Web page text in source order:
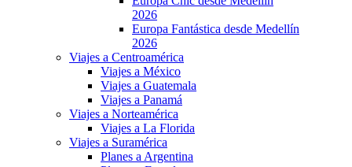
2026
Europa Fantástica desde Medellín
2026
Viajes a Centroamérica
Viajes a México
Viajes a Guatemala
Viajes a Panamá
Viajes a Norteamérica
Viajes a La Florida
Viajes a Suramérica
Planes a Argentina